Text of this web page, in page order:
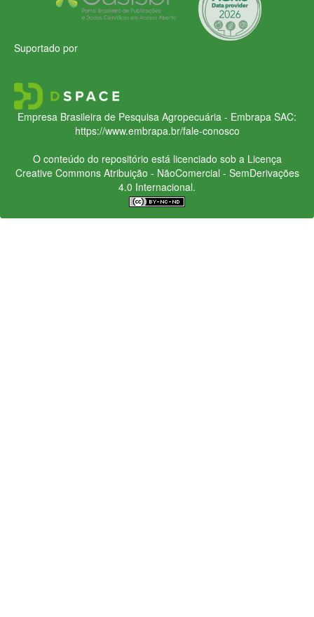
Suportado por
Empresa Brasileira de Pesquisa Agropecuária - Embrapa SAC:
https://www.embrapa.br/fale-conosco
O conteúdo do repositório está licenciado sob a Licença
Creative CommonsAtribuição - NãoComercial - SemDerivações
4.0 Internacional.